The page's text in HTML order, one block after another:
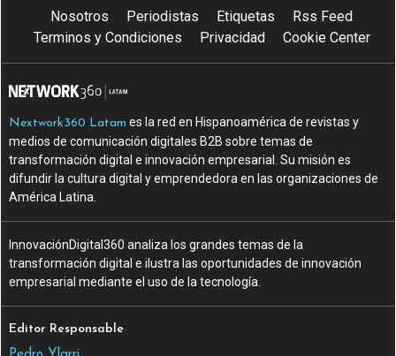
Nosotros Periodistas Etiquetas
Rss Feed
Terminos y Condiciones
Privacidad Cookie Center
Nextwork360 Latam es la red en Hispanoamérica de revistas y
medios de comunicación digitales B2B sobre temas de
transformación digital e innovación empresarial. Su misión es
difundir la cultura digital y emprendedora en las organizaciones de
América Latina.
InnovaciónDigital360 analiza los grandes temas de la
transformación digital e ilustra las oportunidades de innovación
empresarial mediante el uso de la tecnología.
Editor Responsable